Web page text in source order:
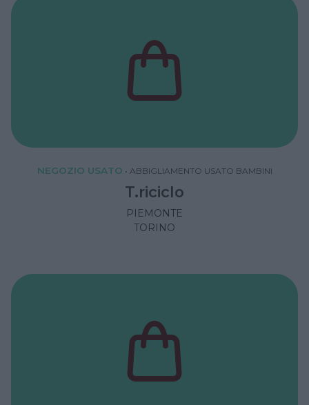
NEGOZIO USATO • ABBIGLIAMENTO USATO BAMBINI
T.riciclo
PIEMONTE
TORINO